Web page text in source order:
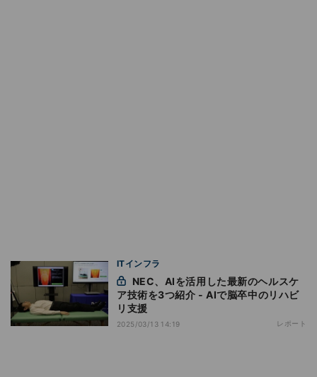
ITインフラ
ア技術を3つ紹介 - AIで脳卒中のリハビ
リ支援
2025/03/13 14:19 レポート